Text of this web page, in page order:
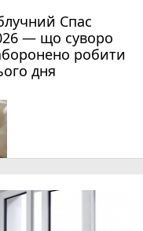
відбудеться
робочій нараді з
ради
на Житомирщині
енергетики для
нічого не змінює
Спас
— що суворо
робити
дня